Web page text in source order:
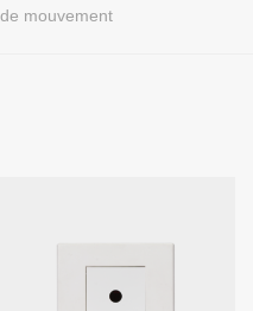
mouvement